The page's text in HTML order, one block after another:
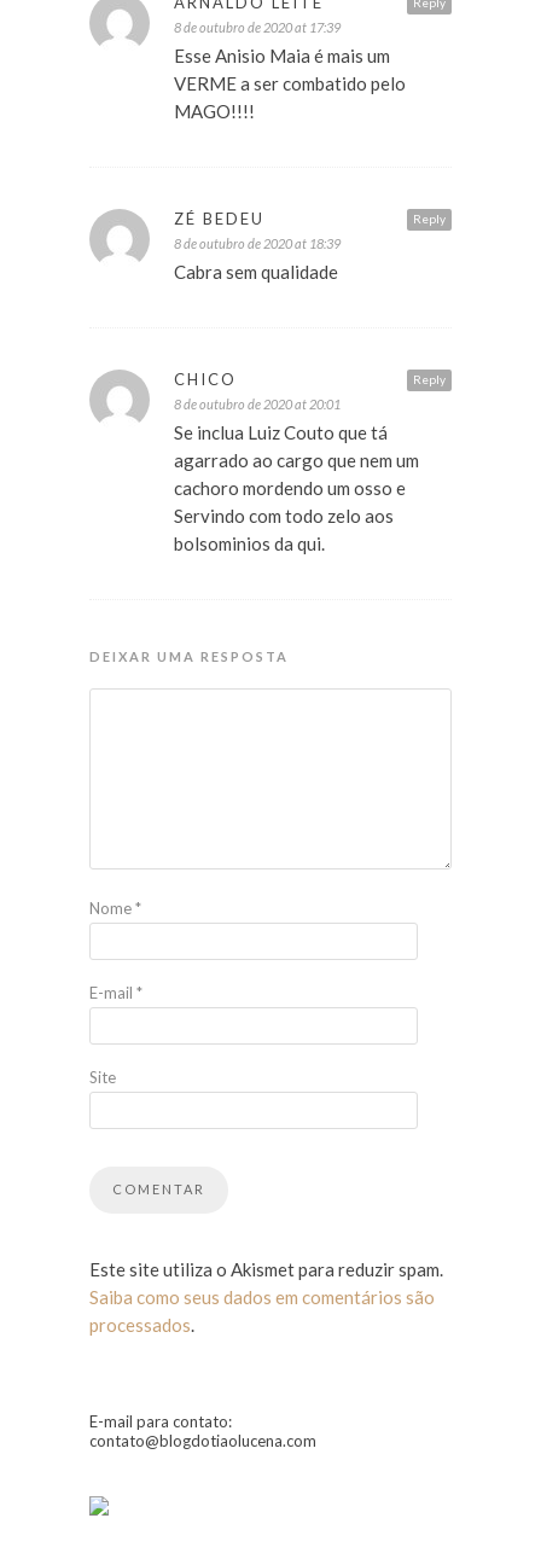
8 de outubro de 2020 at 17:39
Esse Anisio Maia é mais um
VERME a ser combatido pelo
MAGO!!!!
Reply
ZÉ BEDEU
8 de outubro de 2020 at 18:39
Cabra sem qualidade
Reply
CHICO
8 de outubro de 2020 at 20:01
Se inclua Luiz Couto que tá
agarrado ao cargo que nem um
cachoro mordendo um osso e
Servindo com todo zelo aos
bolsominios da qui.
DEIXAR UMA RESPOSTA
Nome*
E-mail *
Site
Este site utiliza o Akismet para reduzir spam.
Saiba como seus dados em comentários são
processados.
E-mail para contato:
contato@blogdotiaolucena.com